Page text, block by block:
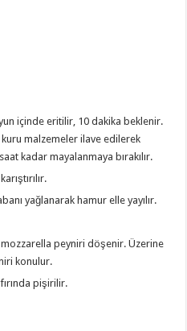
içinde eritilir, 10 dakika beklenir.
kuru malzemeler ilave edilerek
kadar mayalanmaya bırakılır.
yağlanarak hamur elle yayılır.
peyniri döşenir. Üzerine
konulur.
pişirilir.